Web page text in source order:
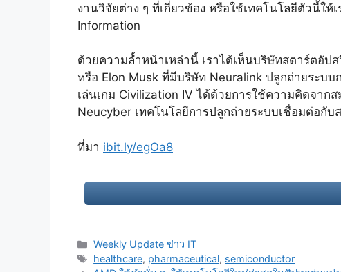
งานวิจัยต่าง ๆ ที่เกี่ยวข้อง หรือใช้เทคโนโลยีตัวนี้ใ
Information
ด้วยความล้ำหน้าเหล่านี้ เราได้เห็นบริษัทสตาร์ตอั
หรือ Elon Musk ที่มีบริษัท Neuralink ปลูกถ่ายระบบ
เล่นเกม Civilization IV ได้ด้วยการใช้ความคิดจา
Neucyber เทคโนโลยีการปลูกถ่ายระบบเชื่อมต่อกับ
ที่มา ibit.ly/egOa8
Categories
Weekly Update ข่าว IT
Tags
healthcare, pharmaceutical, semiconductor